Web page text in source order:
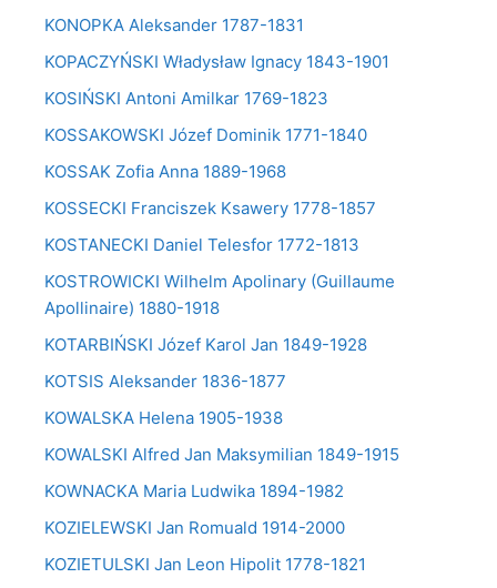
KONOPKA Aleksander 1787-1831
KOPACZYŃSKI Władysław Ignacy 1843-1901
KOSIŃSKI Antoni Amilkar 1769-1823
KOSSAKOWSKI Józef Dominik 1771-1840
KOSSAK Zofia Anna 1889-1968
KOSSECKI Franciszek Ksawery 1778-1857
KOSTANECKI Daniel Telesfor 1772-1813
KOSTROWICKI Wilhelm Apolinary (Guillaume
Apollinaire) 1880-1918
KOTARBIŃSKI Józef Karol Jan 1849-1928
KOTSIS Aleksander 1836-1877
KOWALSKA Helena 1905-1938
KOWALSKI Alfred Jan Maksymilian 1849-1915
KOWNACKA Maria Ludwika 1894-1982
KOZIELEWSKI Jan Romuald 1914-2000
KOZIETULSKI Jan Leon Hipolit 1778-1821